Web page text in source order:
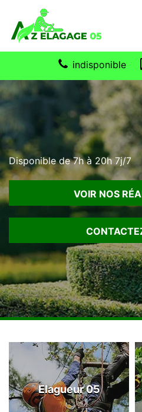
indisponible
Disponible de 7h à 20h 7j/7
VOIR NOS
Elagueur 05